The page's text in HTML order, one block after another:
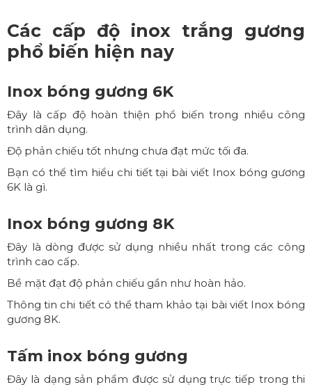
Các cấp độ inox trắng gương
phổ biến hiện nay
Inox bóng gương 6K
Đây là cấp độ hoàn thiện phổ biến trong nhiều công
trình dân dụng.
Độ phản chiếu tốt nhưng chưa đạt mức tối đa.
Bạn có thể tìm hiểu chi tiết tại bài viết Inox bóng gương
6K là gì.
Inox bóng gương 8K
Đây là dòng được sử dụng nhiều nhất trong các công
trình cao cấp.
Bề mặt đạt độ phản chiếu gần như hoàn hảo.
Thông tin chi tiết có thể tham khảo tại bài viết Inox bóng
gương 8K.
Tấm inox bóng gương
Đây là dạng sản phẩm được sử dụng trực tiếp trong thi